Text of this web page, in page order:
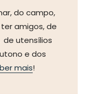
do campo,
amigos, de
utensílios
e dos
mais!